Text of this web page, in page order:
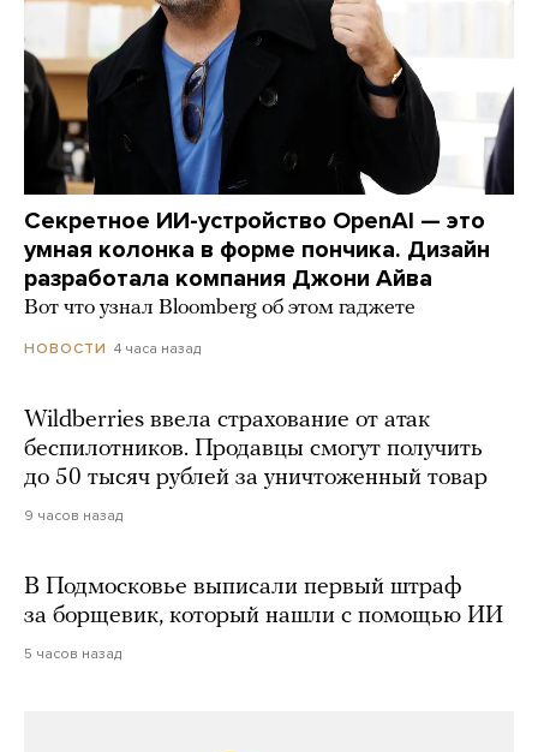
Секретное ИИ-устройство OpenAI — это
умная колонка в форме пончика. Дизайн
разработала компания Джони Айва
Вот что узнал Bloomberg об этом гаджете
НОВОСТИ 4 часа назад
Wildberries ввела страхование от атак
беспилотников. Продавцы смогут получить
до 50 тысяч рублей за уничтоженный товар
9 часов назад
В Подмосковье выписали первый штраф
за борщевик, который нашли с помощью ИИ
5 часов назад